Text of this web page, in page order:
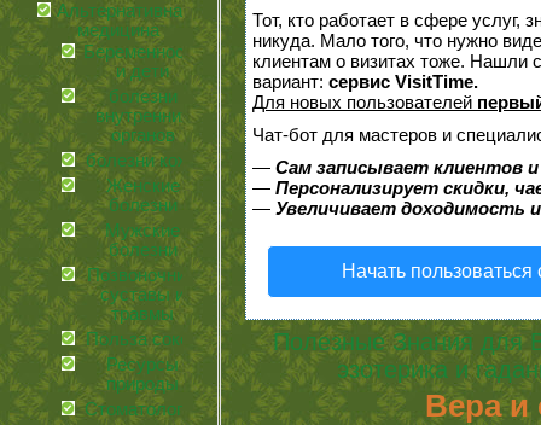
Альтернативная
медицина
Беременность
и дети
болезни
внутренних
органов
болезни кожи
Женские
болезни
Мужские
болезни
Позвоночник,
суставы и
травмы
Польза соков
Ресурсы
природы
Стоматология
Тот, кто работает в сфере услуг,
никуда. Мало того, что нужно
клиентам о визитах тоже.
вариант: сервис VisitTime.
Для новых пользователей
Чат-бот для мастеров и
— Сам записывает клиентов
— Персонализирует скидки,
— Увеличивает доходимость
Начать
Полезные Знания для
эзотерика и
Вера